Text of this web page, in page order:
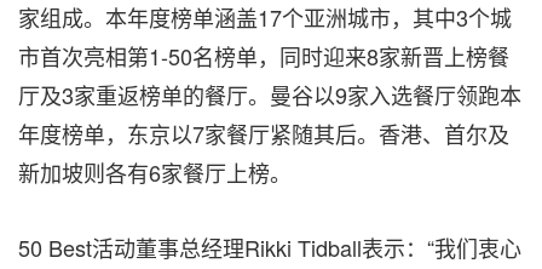
家组成。本年度榜单涵盖17个亚洲城市，其中3个城
市首次亮相第1-50名榜单，同时迎来8家新晋上榜餐
厅及3家重返榜单的餐厅。曼谷以9家入选餐厅领跑本
年度榜单，东京以7家餐厅紧随其后。香港、首尔及
新加坡则各有6家餐厅上榜。
50 Best活动董事总经理Rikki Tidball表示：“我们衷心